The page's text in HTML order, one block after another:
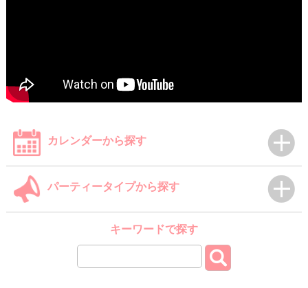
カレンダーから探す
パーティータイプから探す
キーワードで探す